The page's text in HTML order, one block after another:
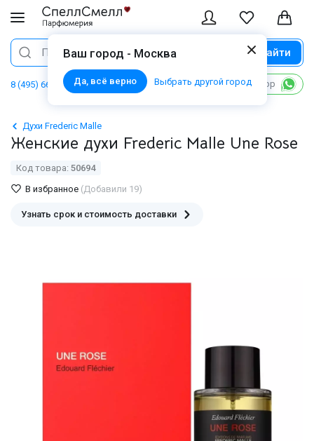
Ваш город - Москва
Да, всё верно Выбрать другой город
Поиск Найти
8 (495) 668 06 02 Написать в WhatsApp
Духи Frederic Malle
Женские духи Frederic Malle Une Rose
Код товара: 50694
В избранное (Добавили 19)
Узнать срок и стоимость доставки